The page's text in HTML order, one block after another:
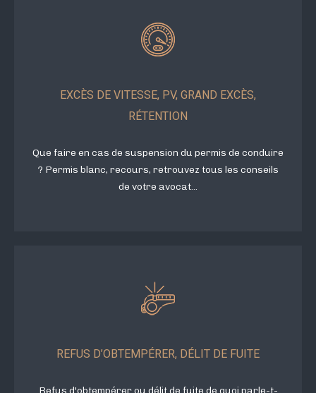
EXCÈS DE VITESSE, PV, GRAND EXCÈS,
RÉTENTION
Que faire en cas de suspension du permis de conduire
? Permis blanc, recours, retrouvez tous les conseils
de votre avocat...
REFUS D’OBTEMPÉRER, DÉLIT DE FUITE
Refus d'obtempérer ou délit de fuite de quoi parle-t-